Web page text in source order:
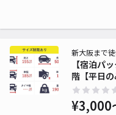
【宿泊パ
階【平日
新大阪まで
¥3,000